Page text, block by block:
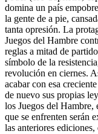
domina un país
la gente de a pie,
tanta opresión. La
Juegos del Hambre
reglas a mitad de
símbolo de la
revolución en ciernes.
acabar con esa
de nuevo sus propias
los Juegos del Hambre,
que se enfrenten serán
las anteriores